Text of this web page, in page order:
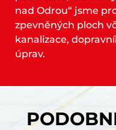
nad Odrou“ jsme
zpevněných ploch
kanalizace,
úprav.